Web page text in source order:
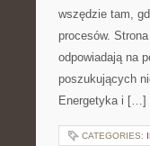
wszędzie tam,
procesów.
odpowiadają na
poszukujących
Energetyka i […]
CATEGORIES: